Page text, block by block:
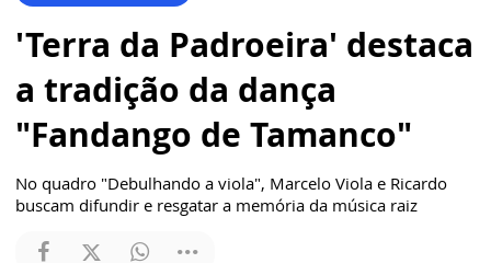
'Terra da Padroeira' destaca
a tradição da dança
"Fandango de Tamanco"
No quadro "Debulhando a viola", Marcelo Viola e Ricardo
buscam difundir e resgatar a memória da música raiz